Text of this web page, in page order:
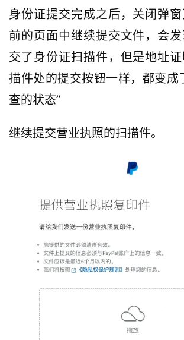
身份证提交完成之后，关闭弹
前的页面中继续提交文件，会
交了身份证扫描件，但是地址
描件处的提交按钮一样，都变成
查的状态”
继续提交营业执照的扫描件。